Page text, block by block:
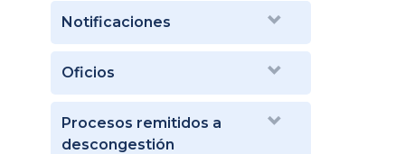
Notificaciones
Oficios
Procesos remitidos a
descongestión